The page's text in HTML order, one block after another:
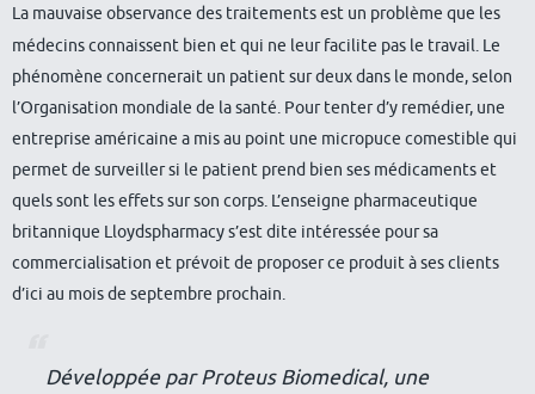
La mauvaise observance des traitements est un problème que les
médecins connaissent bien et qui ne leur facilite pas le travail. Le
phénomène concernerait un patient sur deux dans le monde, selon
l’Organisation mondiale de la santé. Pour tenter d’y remédier, une
entreprise américaine a mis au point une micropuce comestible qui
permet de surveiller si le patient prend bien ses médicaments et
quels sont les effets sur son corps. L’enseigne pharmaceutique
britannique Lloydspharmacy s’est dite intéressée pour sa
commercialisation et prévoit de proposer ce produit à ses clients
d’ici au mois de septembre prochain.
Développée par Proteus Biomedical, une